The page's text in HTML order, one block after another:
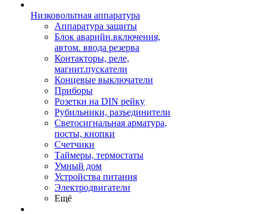
Низковольтная аппаратура
Аппаратура защиты
Блок аварийн.включения,
автом. ввода резерва
Контакторы, реле,
магнит.пускатели
Концевые выключатели
Приборы
Розетки на DIN рейку
Рубильники, разъединители
Светосигнальная арматура,
посты, кнопки
Счетчики
Таймеры, термостаты
Умный дом
Устройства питания
Электродвигатели
Ещё